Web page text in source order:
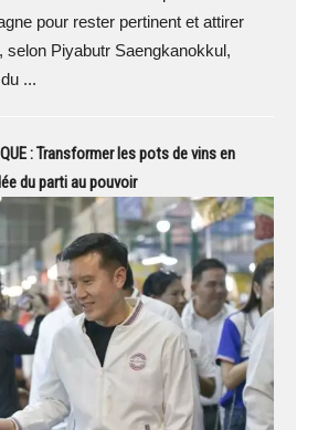
pour rester pertinent et attirer
selon Piyabutr Saengkanokkul,
...
: Transformer les pots de vins en
du parti au pouvoir